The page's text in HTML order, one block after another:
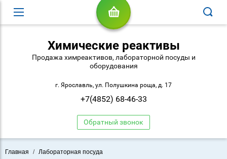
Химические реактивы
Продажа химреактивов, лабораторной посуды и
оборудования
г. Ярославль, ул. Полушкина роща, д. 17
+7(4852) 68-46-33
Обратный звонок
Главная / Лабораторная посуда